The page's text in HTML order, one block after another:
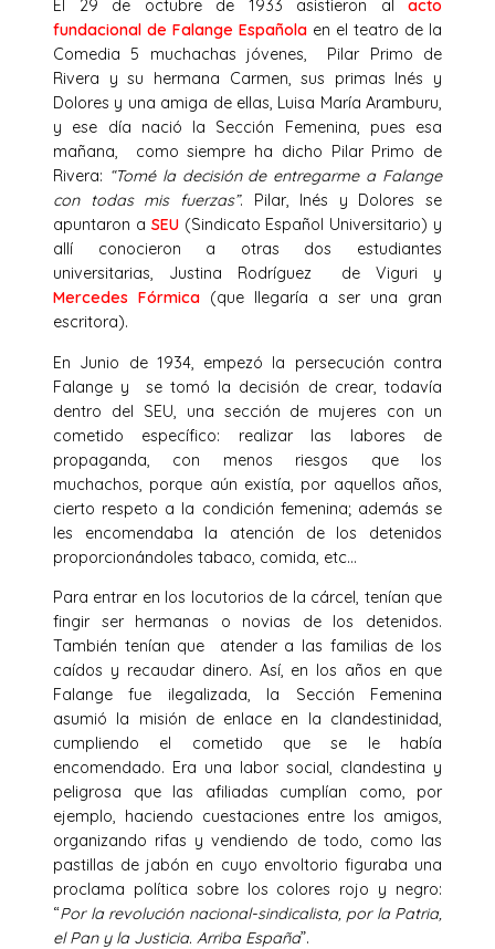
El 29 de octubre de 1933 asistieron al acto
fundacional de Falange Española en el teatro de la
Comedia 5 muchachas jóvenes, Pilar Primo de
Rivera y su hermana Carmen, sus primas Inés y
Dolores y una amiga de ellas, Luisa María Aramburu,
y ese día nació la Sección Femenina, pues esa
mañana, como siempre ha dicho Pilar Primo de
Rivera: “Tomé la decisión de entregarme a Falange
con todas mis fuerzas”. Pilar, Inés y Dolores se
apuntaron a SEU(Sindicato Español Universitario) y
allí conocieron a otras dos estudiantes
universitarias, Justina Rodríguez de Viguri y
Mercedes Fórmica (que llegaría a ser una gran
escritora).
En Junio de 1934, empezó la persecución contra
Falange y se tomó la decisión de crear, todavía
dentro del SEU, una sección de mujeres con un
cometido específico: realizar las labores de
propaganda, con menos riesgos que los
muchachos, porque aún existía, por aquellos años,
cierto respeto a la condición femenina; además se
les encomendaba la atención de los detenidos
proporcionándoles tabaco, comida, etc…
Para entrar en los locutorios de la cárcel, tenían que
fingir ser hermanas o novias de los detenidos.
También tenían que atender a las familias de los
caídos y recaudar dinero. Así, en los años en que
Falange fue ilegalizada, la Sección Femenina
asumió la misión de enlace en la clandestinidad,
cumpliendo el cometido que se le había
encomendado. Era una labor social, clandestina y
peligrosa que las afiliadas cumplían como, por
ejemplo, haciendo cuestaciones entre los amigos,
organizando rifas y vendiendo de todo, como las
pastillas de jabón en cuyo envoltorio figuraba una
proclama política sobre los colores rojo y negro:
“Por la revolución nacional-sindicalista, por la Patria,
el Pan y la Justicia. Arriba España”.